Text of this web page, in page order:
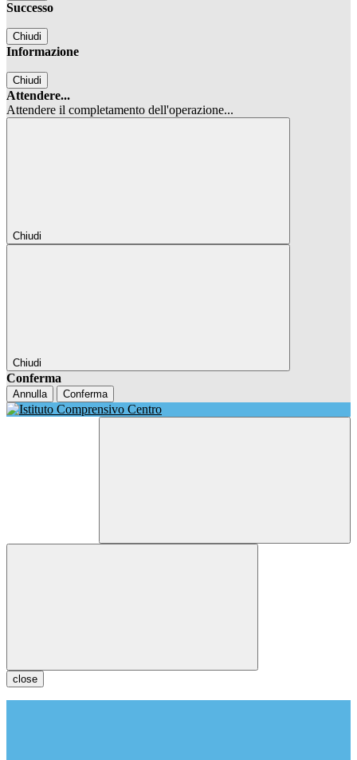
Successo
Chiudi
Informazione
Chiudi
Attendere...
Attendere il completamento dell'operazione...
Chiudi
Chiudi
Conferma
Annulla Conferma
close